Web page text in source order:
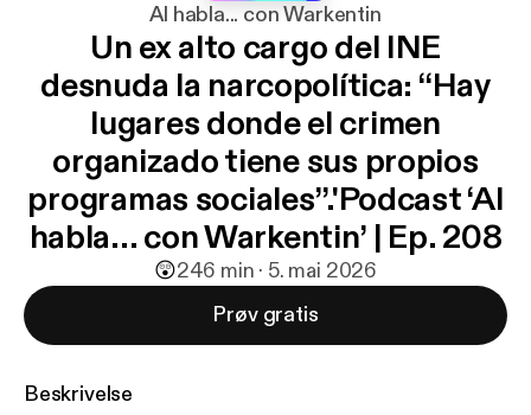
Al habla... con Warkentin
Un ex alto cargo del INE
desnuda la narcopolítica: “Hay
lugares donde el crimen
organizado tiene sus propios
programas sociales”.'Podcast ‘Al
habla... con Warkentin’ | Ep. 208
😲246 min · 5. mai 2026
Prøv gratis
Beskrivelse